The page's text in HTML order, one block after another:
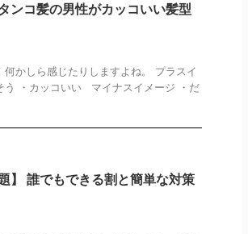
ンコ髪の男性がカッコいい髪型
かしら感じたりしますよね。 プラスイ
う ・カッコいい マイナスイメージ ・だ
】 誰でもできる割と簡単な対策